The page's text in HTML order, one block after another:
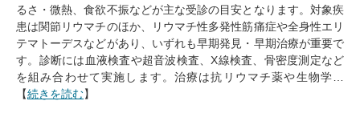
るさ・微熱、食欲不振などが主な受診の目安となります。対象疾
患は関節リウマチのほか、リウマチ性多発性筋痛症や全身性エリ
テマトーデスなどがあり、いずれも早期発見・早期治療が重要で
す。診断には血液検査や超音波検査、X線検査、骨密度測定など
を組み合わせて実施します。治療は抗リウマチ薬や生物学…
【続きを読む】